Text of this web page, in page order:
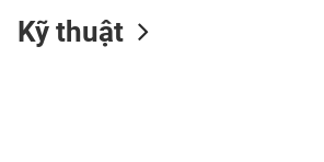
Kỹ thuật
NGHIỆP